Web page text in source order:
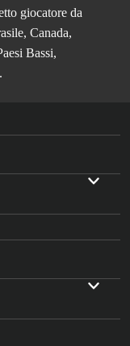
giocatore da
Canada,
Bassi,